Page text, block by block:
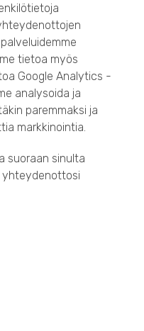
tietoa myös
Google Analytics -
analysoida ja
paremmaksi ja
markkinointia.
suoraan sinulta
yhteydenottosi